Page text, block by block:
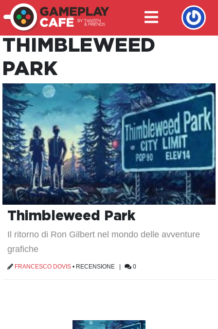
THIMBLEWEED
PARK
Thimbleweed Park
Il ritorno di Ron Gilbert nel mondo delle avventure
grafiche
FRANCESCO DOVIS • RECENSIONE 0